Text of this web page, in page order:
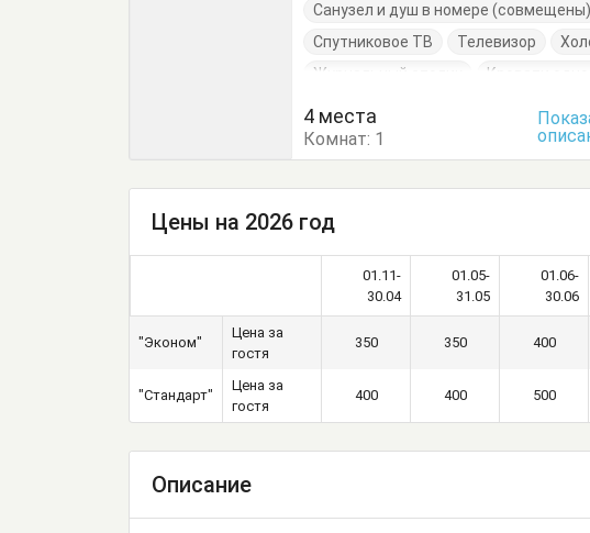
Санузел и душ в номере (совмещены)
Спутниковое ТВ
Телевизор
Журнальный столик
Кровати
4 места
Комнат: 1
Цены на 2026 год
01.11-
30.04
01.05-
31.05
01.06-
30.06
"Эконом"
Цена за
гостя
350 350 400
"Стандарт"
Цена за
гостя
400 400 500
Описание